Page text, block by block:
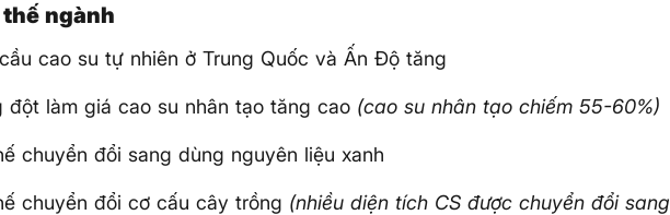
thế ngành
cao su tự nhiên ở Trung Quốc và Ấn Độ tăng
đột làm giá cao su nhân tạo tăng cao (cao su nhân tạo chiếm 55-60%)
chuyển đổi sang dùng nguyên liệu xanh
chuyển đổi cơ cấu cây trồng (nhiều diện tích CS được chuyển đổi sang